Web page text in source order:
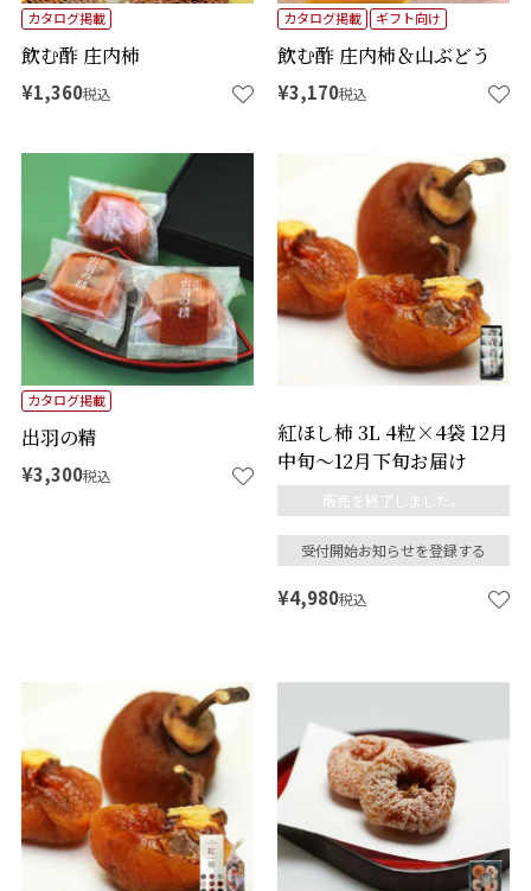
飲む酢 庄内柿
カタログ掲載
¥1,360税込
飲む酢 庄内柿＆山ぶどう
カタログ掲載 ギフト向け
¥3,170税込
出羽の精
カタログ掲載
¥3,300税込
紅ほし柿 3L 4粒×4袋 12月
中旬～12月下旬お届け
販売を終了しました。
受付開始お知らせを登録する
¥4,980税込